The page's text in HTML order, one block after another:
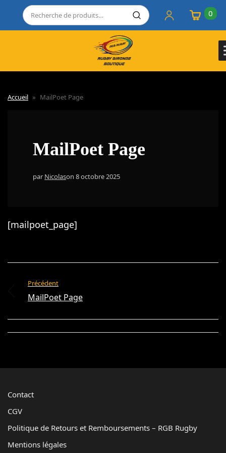
0
Accueil » MailPoet Page
MailPoet Page
par Nicolason 8 octobre 2025
[mailpoet_page]
Précédent
MailPoet Page
Contact
CGV
Politique de Retours et Remboursements – RGB Rugby
Mentions légales